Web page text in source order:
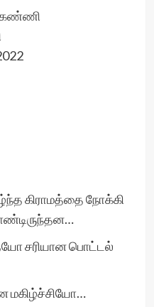
கிராமத்தை நோக்கி
சரியான பொட்டல்
மகிழ்ச்சியோ…